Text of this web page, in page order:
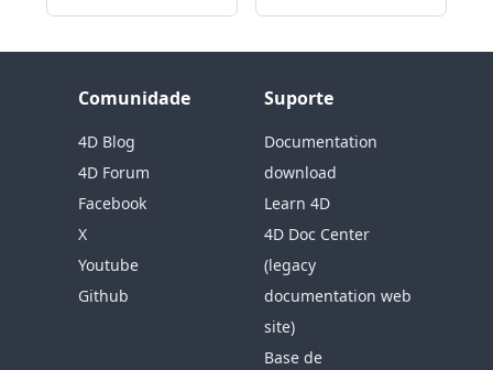
Comunidade
4D Blog
4D Forum
Facebook
X
Youtube
Github
Suporte
Documentation
download
Learn 4D
4D Doc Center
(legacy
documentation web
site)
Base de